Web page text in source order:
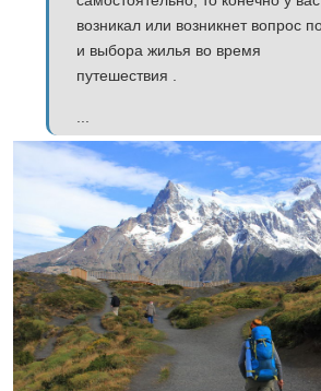
возникал или возникнет вопрос
и выбора жилья во время
путешествия .